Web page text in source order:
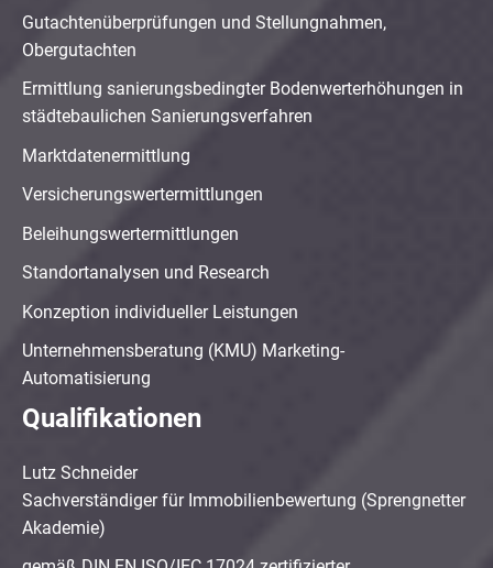
Gutachtenüberprüfungen und Stellungnahmen,
Obergutachten
Ermittlung sanierungsbedingter Bodenwerterhöhungen in
städtebaulichen Sanierungsverfahren
Marktdatenermittlung
Versicherungswertermittlungen
Beleihungswertermittlungen
Standortanalysen und Research
Konzeption individueller Leistungen
Unternehmensberatung (KMU) Marketing-
Automatisierung
Qualifikationen
Lutz Schneider
Sachverständiger für Immobilienbewertung (Sprengnetter
Akademie)